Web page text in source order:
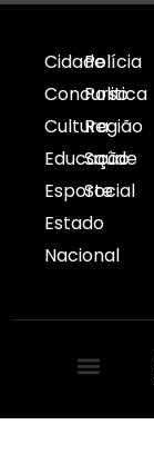
Cidade
Concurso
Cultura
Educação
Esporte
Estado
Nacional
Polícia
Politica
Região
Saúde
Social